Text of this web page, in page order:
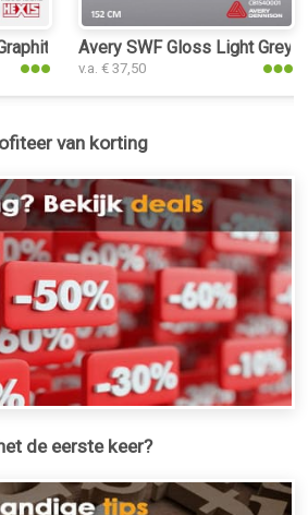
Grey Carbon Gloss interieurfolie
Avery SWF Gloss Light Grey
v.a. € 37,50
van korting
de eerste keer?